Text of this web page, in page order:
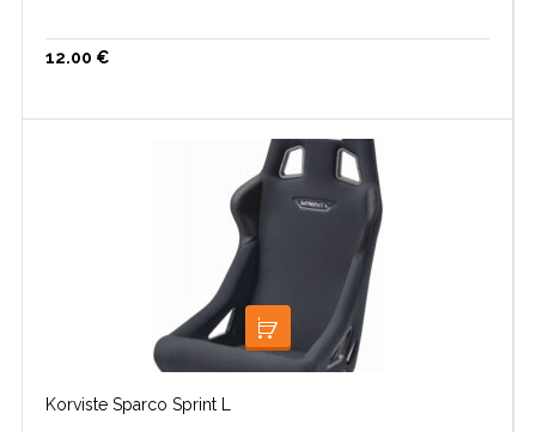
12.00 €
LISA KORVI
Korviste Sparco Sprint L